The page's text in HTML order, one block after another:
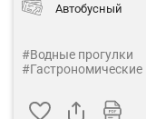
Автобусный
#Водные прогулки
#Гастрономические